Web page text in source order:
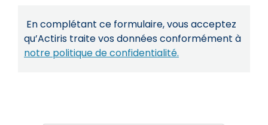
En complétant ce formulaire, vous acceptez
qu’Actiris traite vos données conformément à
notre politique de confidentialité.